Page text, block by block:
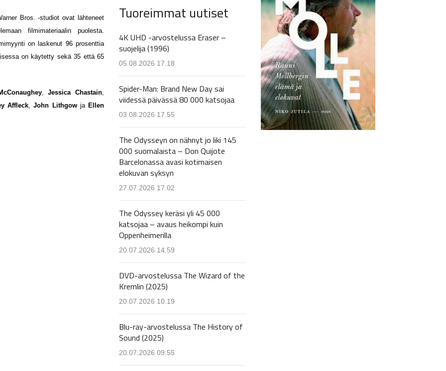
Bros. -studiot ovat lähteneet
filmimateriaalin puolesta.
on laskenut 96 prosenttia
on käytetty sekä 35 että 65
,Jessica Chastain
Affleck,John Lithgow jaEllen
Tuoreimmat uutiset
4K UHD -arvostelussa Eraser –
suojelija (1996)
05.08.2026 17.18
Spider-Man: Brand New Day sai
viidessä päivässä 80 000 katsojaa
03.08.2026 17.55
The Odysseyn on nähnyt jo liki 145
000 suomalaista – Don Quijote
Barcelonassa avasi kotimaisen
elokuvan syksyn
27.07.2026 17.02
The Odyssey keräsi yli 45 000
katsojaa – avaus heikompi kuin
Oppenheimerilla
20.07.2026 14.59
DVD-arvostelussa The Wizard of the
Kremlin (2025)
20.07.2026 10.19
Blu-ray-arvostelussa The History of
Sound (2025)
20.07.2026 09.55